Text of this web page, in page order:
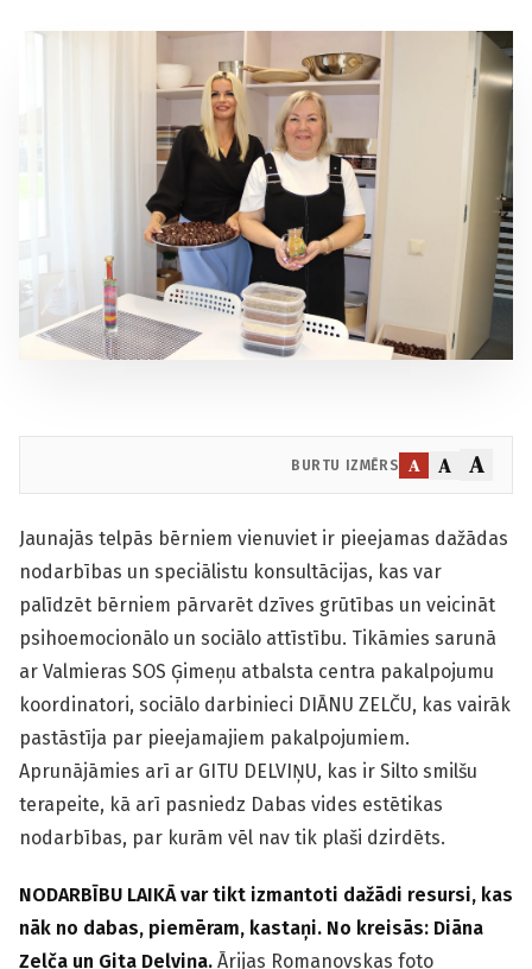
BURTU IZMĒRS A A A
Jaunajās telpās bērniem vienuviet ir pieejamas dažādas
nodarbības un speciālistu konsultācijas, kas var
palīdzēt bērniem pārvarēt dzīves grūtības un veicināt
psiho­emocionālo un sociālo attīstību. Tikāmies sarunā
ar Valmieras SOS Ģimeņu atbalsta centra pakalpojumu
koordinatori, sociālo darbinieci DIĀNU ZELČU, kas vairāk
pastāstīja par pieejamajiem pakalpojumiem.
Aprunājāmies arī ar GITU DELVIŅU, kas ir Silto smilšu
terapeite, kā arī pasniedz Dabas vides estētikas
nodarbības, par kurām vēl nav tik plaši dzirdēts.
NODARBĪBU LAIKĀ var tikt izmantoti dažādi resursi, kas
nāk no dabas, piemēram, kastaņi. No kreisās: Diāna
Zelča un Gita Delviņa. Ārijas Romanovskas foto